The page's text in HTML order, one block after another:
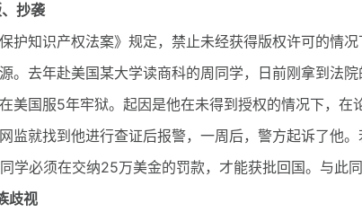
抄袭
知识产权法案》规定，禁止未经获得版权许可的情况
。去年赴美国某大学读商科的周同学，日前刚拿到法
美国服5年牢狱。起因是他在未得到授权的情况下，在
监就找到他进行查证后报警，一周后，警方起诉了他
学必须在交纳25万美金的罚款，才能获批回国。与此
歧视